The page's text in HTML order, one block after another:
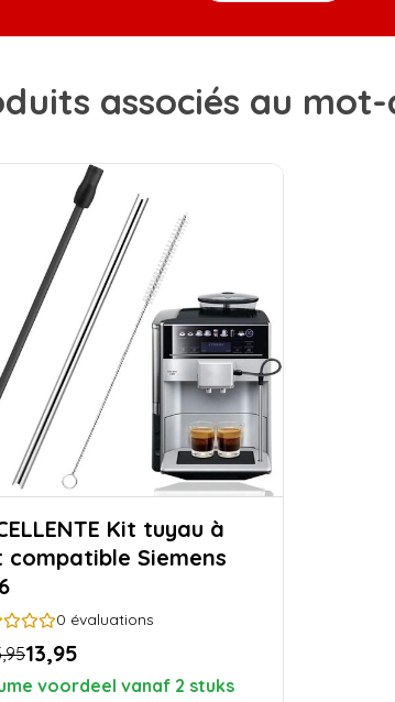
associés au mot-
Kit tuyau à
compatible Siemens
0 évaluations
13,95
voordeel vanaf 2 stuks